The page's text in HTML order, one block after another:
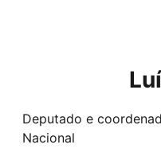
Deputado e
Nacional